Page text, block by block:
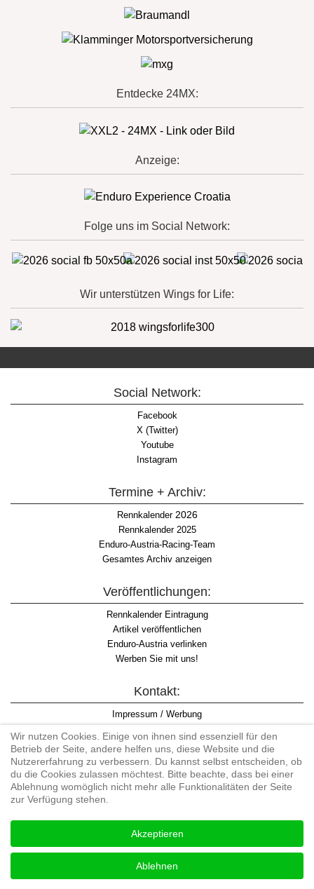
Entdecke 24MX:
Anzeige:
Folge uns im Social Network:
Wir unterstützen Wings for Life:
Social Network:
Facebook
X (Twitter)
Youtube
Instagram
Termine + Archiv:
Rennkalender2026
Rennkalender 2025
Enduro-Austria-Racing-Team
Gesamtes Archiv anzeigen
Veröffentlichungen:
Rennkalender Eintragung
Artikel veröffentlichen
Enduro-Austria verlinken
Werben Sie mit uns!
Kontakt:
Impressum / Werbung
Informationspflicht WKO
AGB
#enduroaustria, #wirlebenenduro #enduroaustriaracingteam
Enduro-Austria, Enduro, Endurosport, Endurocross, Endurotraining,
Endurotouren, Endurorennen, Hardenduro, Extreme Enduro
Wir nutzen Cookies. Einige von ihnen sind essenziell für den
Betrieb der Seite, andere helfen uns, diese Website und die
Nutzererfahrung zu verbessern. Du kannst selbst entscheiden, ob
du die Cookies zulassen möchtest. Bitte beachte, dass bei einer
Ablehnung womöglich nicht mehr alle Funktionalitäten der Seite
zur Verfügung stehen.
Akzeptieren
Ablehnen